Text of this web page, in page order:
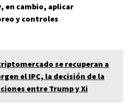
en cambio, aplicar
y controles
se recuperan a
el IPC, la decisión de la
entre Trump y Xi